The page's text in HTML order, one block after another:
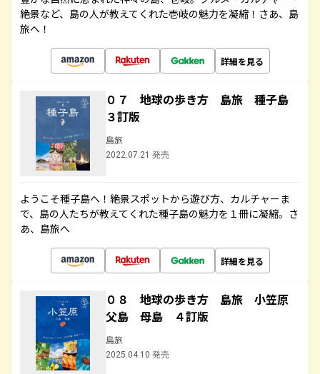
絶景など、島の人が教えてくれた壱岐の魅力を凝縮！さあ、島
旅へ！
詳細を見る
０７ 地球の歩き方 島旅 種子島
３訂版
島旅
2022.07.21 発売
ようこそ種子島へ！絶景スポットから遊び方、カルチャーま
で、島の人たちが教えてくれた種子島の魅力を１冊に凝縮。さ
あ、島旅へ
詳細を見る
０８ 地球の歩き方 島旅 小笠原
父島 母島 ４訂版
島旅
2025.04.10 発売